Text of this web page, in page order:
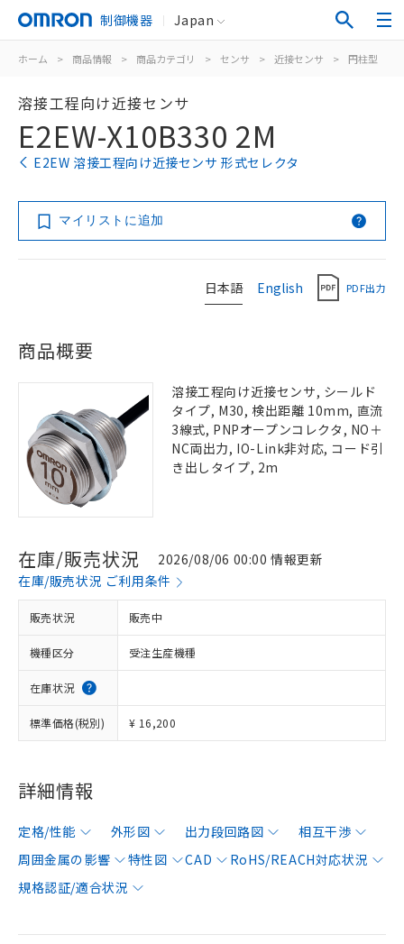
制御機器 Japan
ホーム > 商品情報 > 商品カテゴリ > センサ > 近接センサ > 円柱型
溶接工程向け近接センサ
E2EW-X10B330 2M
E2EW 溶接工程向け近接センサ 形式セレクタ
マイリストに追加
日本語 English PDF出力
商品概要
溶接工程向け近接センサ, シールド
タイプ, M30, 検出距離 10mm, 直流
3線式, PNPオープンコレクタ, NO＋
NC両出力, IO-Link非対応, コード引
き出しタイプ, 2m
在庫/販売状況
2026/08/06 00:00 情報更新
在庫/販売状況 ご利用条件
販売状況 販売中
機種区分 受注生産機種
在庫状況
標準価格(税別) ¥ 16,200
詳細情報
定格/性能 外形図 出力段回路図
相互干渉
周囲金属の影響
特性図 CAD
RoHS/REACH対応状況
規格認証/適合状況